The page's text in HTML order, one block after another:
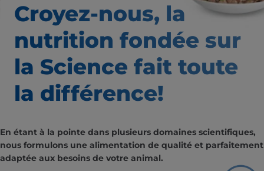
Croyez-nous, la
nutrition fondée sur
la Science fait toute
la différence!
En étant à la pointe dans plusieurs domaines scientifiques,
nous formulons une alimentation de qualité et parfaitement
adaptée aux besoins de votre animal.